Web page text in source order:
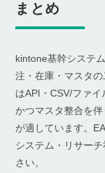
まとめ
kintone基幹システ
注・在庫・マスタ
はAPI・CSV/ファ
かつマスタ整合を
が適しています。
システム・リサー
さい。